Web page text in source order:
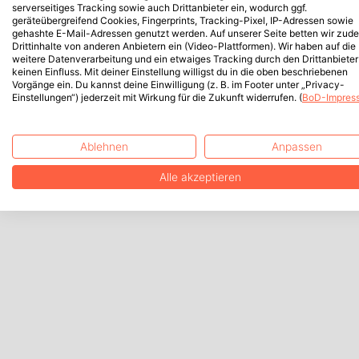
serverseitiges Tracking sowie auch Drittanbieter ein, wodurch ggf.
geräteübergreifend Cookies, Fingerprints, Tracking-Pixel, IP-Adressen sowie
gehashte E-Mail-Adressen genutzt werden. Auf unserer Seite betten wir
Drittinhalte von anderen Anbietern ein (Video-Plattformen). Wir haben auf die
weitere Datenverarbeitung und ein etwaiges Tracking durch den Drittanbieter
keinen Einfluss. Mit deiner Einstellung willigst du in die oben beschriebenen
Vorgänge ein. Du kannst deine Einwilligung (z. B. im Footer unter „Privacy-
Einstellungen“) jederzeit mit Wirkung für die Zukunft widerrufen. (BoD-
Ablehnen Anpassen
Alle akzeptieren